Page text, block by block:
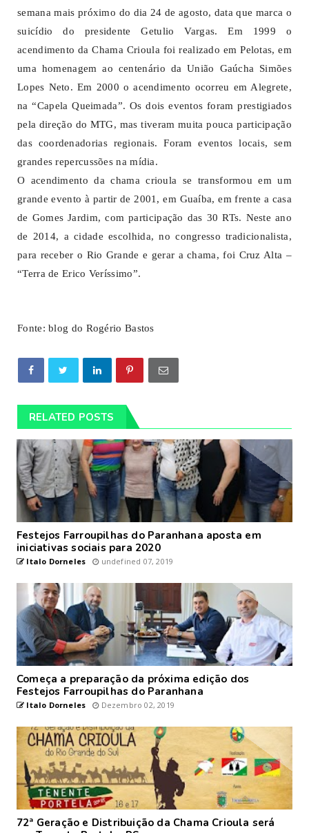
semana mais próximo do dia 24 de agosto, data que marca o
suicídio do presidente Getulio Vargas. Em 1999 o
acendimento da Chama Crioula foi realizado em Pelotas, em
uma homenagem ao centenário da União Gaúcha Simões
Lopes Neto. Em 2000 o acendimento ocorreu em Alegrete,
na “Capela Queimada”. Os dois eventos foram prestigiados
pela direção do MTG, mas tiveram muita pouca participação
das coordenadorias regionais. Foram eventos locais, sem
grandes repercussões na mídia.
O acendimento da chama crioula se transformou em um
grande evento à partir de 2001, em Guaíba, em frente a casa
de Gomes Jardim, com participação das 30 RTs. Neste ano
de 2014, a cidade escolhida, no congresso tradicionalista,
para receber o Rio Grande e gerar a chama, foi Cruz Alta –
“Terra de Erico Veríssimo”.
Fonte: blog do Rogério Bastos
RELATED POSTS
Festejos Farroupilhas do Paranhana aposta em
iniciativas sociais para 2020
Italo Dorneles undefined 07, 2019
Começa a preparação da próxima edição dos
Festejos Farroupilhas do Paranhana
Italo Dorneles Dezembro 02, 2019
72ª Geração e Distribuição da Chama Crioula será